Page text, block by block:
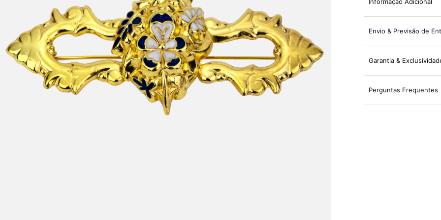
Envio & Previsão de
Garantia &
Perguntas Frequentes